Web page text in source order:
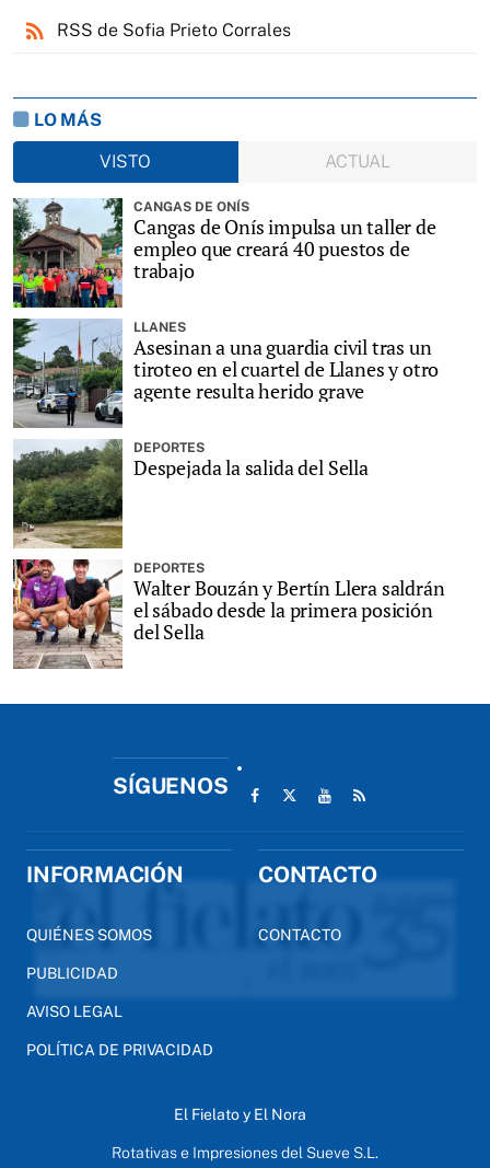
rss_feed RSS de Sofia Prieto Corrales
LO MÁS
VISTO
ACTUAL
CANGAS DE ONÍS
Cangas de Onís impulsa un taller de
empleo que creará 40 puestos de
trabajo
LLANES
Asesinan a una guardia civil tras un
tiroteo en el cuartel de Llanes y otro
agente resulta herido grave
DEPORTES
Despejada la salida del Sella
DEPORTES
Walter Bouzán y Bertín Llera saldrán
el sábado desde la primera posición
del Sella
SÍGUENOS
INFORMACIÓN
QUIÉNES SOMOS
PUBLICIDAD
AVISO LEGAL
POLÍTICA DE PRIVACIDAD
CONTACTO
CONTACTO
El Fielato y El Nora
Rotativas e Impresiones del Sueve S.L.